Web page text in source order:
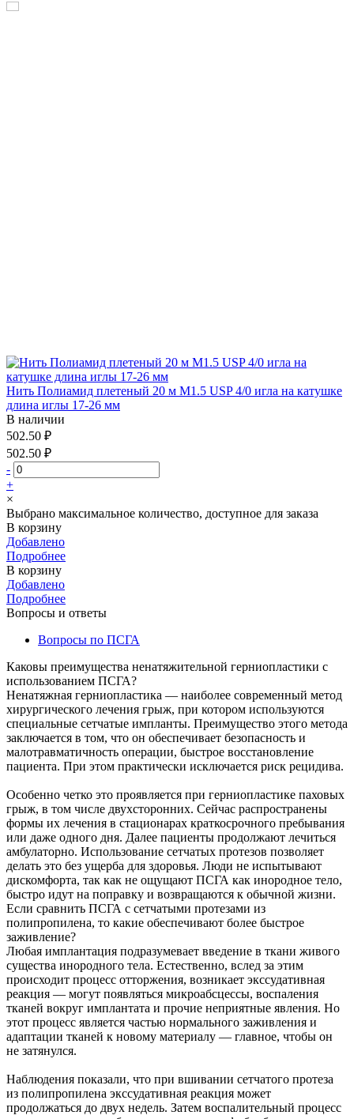
Нить Полиамид плетеный 20 м М1.5 USP 4/0 игла на катушке
длина иглы 17-26 мм
В наличии
502.50 ₽
502.50 ₽
-
+
×
Выбрано максимальное количество, доступное для заказа
В корзину
Добавлено
Подробнее
В корзину
Добавлено
Подробнее
Вопросы и ответы
Вопросы по ПСГА
Каковы преимущества ненатяжительной герниопластики с
использованием ПСГА?
Ненатяжная герниопластика — наиболее современный метод
хирургического лечения грыж, при котором используются
специальные сетчатые импланты. Преимущество этого метода
заключается в том, что он обеспечивает безопасность и
малотравматичность операции, быстрое восстановление
пациента. При этом практически исключается риск рецидива.
Особенно четко это проявляется при герниопластике паховых
грыж, в том числе двухсторонних. Сейчас распространены
формы их лечения в стационарах краткосрочного пребывания
или даже одного дня. Далее пациенты продолжают лечиться
амбулаторно. Использование сетчатых протезов позволяет
делать это без ущерба для здоровья. Люди не испытывают
дискомфорта, так как не ощущают ПСГА как инородное тело,
быстро идут на поправку и возвращаются к обычной жизни.
Если сравнить ПСГА с сетчатыми протезами из
полипропилена, то какие обеспечивают более быстрое
заживление?
Любая имплантация подразумевает введение в ткани живого
существа инородного тела. Естественно, вслед за этим
происходит процесс отторжения, возникает экссудативная
реакция — могут появляться микроабсцессы, воспаления
тканей вокруг имплантата и прочие неприятные явления. Но
этот процесс является частью нормального заживления и
адаптации тканей к новому материалу — главное, чтобы он
не затянулся.
Наблюдения показали, что при вшивании сетчатого протеза
из полипропилена экссудативная реакция может
продолжаться до двух недель. Затем воспалительный процесс